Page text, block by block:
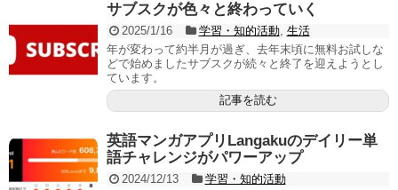
サブスクが色々と終わっていく
2025/1/16 学習・知的活動, 生活
年が変わって約半月が過ぎ、去年末頃に無料お試しな
どで始めましたサブスクが続々と終了を迎えようとし
ています。
記事を読む
英語マンガアプリLangakuのデイリー単
語チャレンジがパワーアップ
2024/12/13
学習・知的活動